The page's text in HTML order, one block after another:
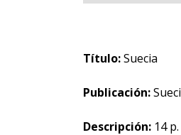
Título:Suecia
Publicación:
Descripción: 14